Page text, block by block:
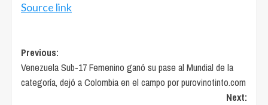
Source link
Post
navigation
Previous:
Venezuela Sub-17 Femenino ganó su pase al Mundial de la
categoría, dejó a Colombia en el campo por purovinotinto.com
Next: